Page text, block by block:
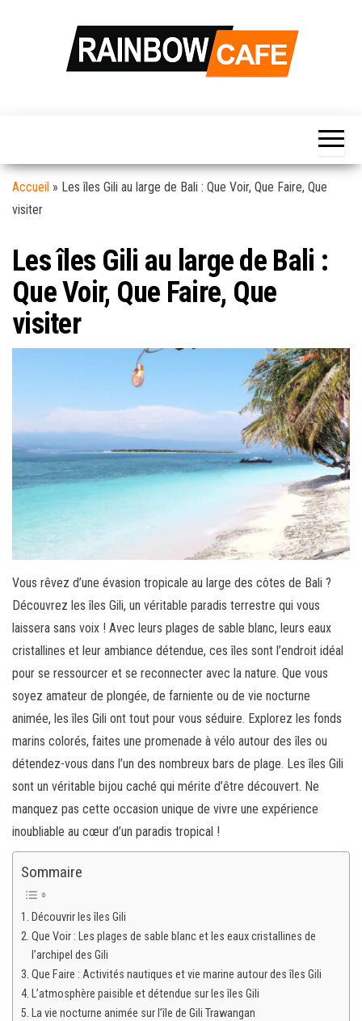
Quotidienne…
Accueil » Les îles Gili au large de Bali : Que Voir, Que Faire, Que
visiter
Les îles Gili au large de Bali :
Que Voir, Que Faire, Que
visiter
Vous rêvez d’une évasion tropicale au large des côtes de Bali ?
Découvrez les îles Gili, un véritable paradis terrestre qui vous
laissera sans voix ! Avec leurs plages de sable blanc, leurs eaux
cristallines et leur ambiance détendue, ces îles sont l’endroit idéal
pour se ressourcer et se reconnecter avec la nature. Que vous
soyez amateur de plongée, de farniente ou de vie nocturne
animée, les îles Gili ont tout pour vous séduire. Explorez les fonds
marins colorés, faites une promenade à vélo autour des îles ou
détendez-vous dans l’un des nombreux bars de plage. Les îles Gili
sont un véritable bijou caché qui mérite d’être découvert. Ne
manquez pas cette occasion unique de vivre une expérience
inoubliable au cœur d’un paradis tropical !
Sommaire
Découvrir les îles Gili
Que Voir : Les plages de sable blanc et les eaux cristallines de
l’archipel des Gili
Que Faire : Activités nautiques et vie marine autour des îles Gili
L’atmosphère paisible et détendue sur les îles Gili
La vie nocturne animée sur l’île de Gili Trawangan